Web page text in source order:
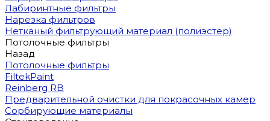
Лабиринтные фильтры
Нарезка фильтров
Нетканый фильтрующий материал (полиэстер)
Потолочные фильтры
Назад
Потолочные фильтры
FiltekPaint
Reinberg RB
Предварительной очистки для покрасочных камер
Сорбирующие материалы